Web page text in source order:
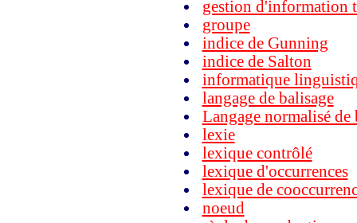
gestion d'information
groupe
indice de Gunning
indice de Salton
informatique
langage de balisage
Langage normalisé de
lexie
lexique contrôlé
lexique d'occurrences
lexique de
noeud